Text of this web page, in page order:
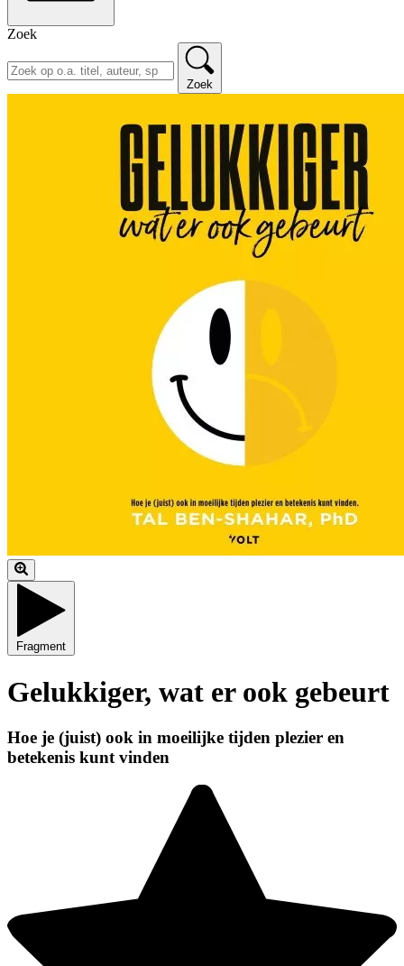
Zoek
Zoek
Fragment
Gelukkiger, wat er ook gebeurt
Hoe je (juist) ook in moeilijke tijden plezier en
betekenis kunt vinden